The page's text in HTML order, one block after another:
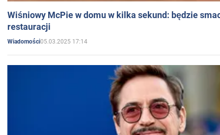
Wiśniowy McPie w domu w kilka sekund: będzie
restauracji
Wiadomości05.03.2025 17:14